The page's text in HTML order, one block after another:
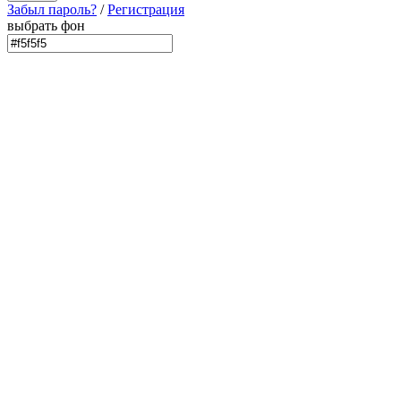
Забыл пароль? /Регистрация
выбрать фон